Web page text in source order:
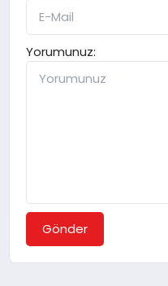
Yorumunuz:
Gönder